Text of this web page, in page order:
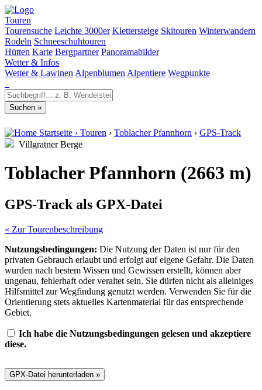
Touren
Tourensuche Leichte 3000er Klettersteige Skitouren Winterwandern
Rodeln Schneeschuhtouren
Hütten Karte Bergpartner Panoramabilder
Wetter & Infos
Wetter & Lawinen Alpenblumen Alpentiere Wegpunkte
Startseite › Touren › Toblacher Pfannhorn › GPS-Track
Villgratner Berge
Toblacher Pfannhorn (2663 m)
GPS-Track als GPX-Datei
« Zur Tourenbeschreibung
Nutzungsbedingungen: Die Nutzung der Daten ist nur für den
privaten Gebrauch erlaubt und erfolgt auf eigene Gefahr. Die Daten
wurden nach bestem Wissen und Gewissen erstellt, können aber
ungenau, fehlerhaft oder veraltet sein. Sie dürfen nicht als alleiniges
Hilfsmittel zur Wegfindung genutzt werden. Verwenden Sie für die
Orientierung stets aktuelles Kartenmaterial für das entsprechende
Gebiet.
Ich habe die Nutzungsbedingungen gelesen und akzeptiere
diese.